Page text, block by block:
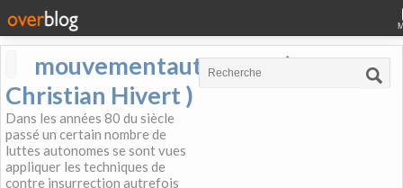
mouvementautonome (
Christian Hivert )
Dans les années 80 du siècle
passé un certain nombre de
luttes autonomes se sont vues
appliquer les techniques de
contre insurrection autrefois